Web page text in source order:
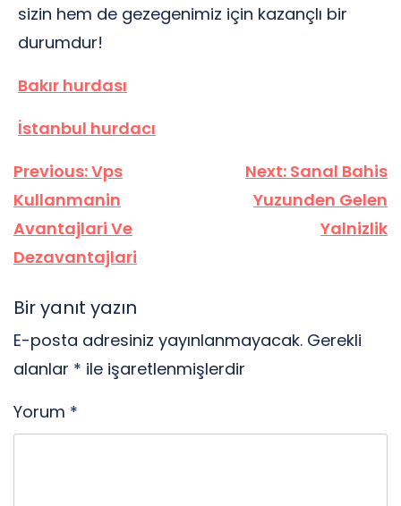
sizin hem de gezegenimiz için kazançlı bir
durumdur!
Bakır hurdası
İstanbul hurdacı
Yazı
gezinmesi
Previous:Vps
Kullanmanin
Avantajlari Ve
Dezavantajlari
Next: Sanal Bahis
Yuzunden Gelen
Yalnizlik
Bir yanıt yazın
E-posta adresiniz yayınlanmayacak. Gerekli
alanlar * ile işaretlenmişlerdir
Yorum *